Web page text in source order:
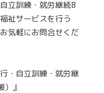
立訓練・就労継続B
祉サービスを行う
気軽にお問合せくだ
・自立訓練・就労継
』